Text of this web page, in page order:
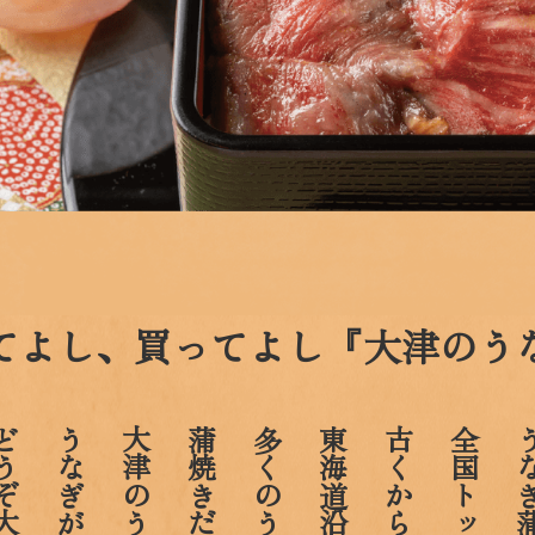
よし、買ってよし 『大津の